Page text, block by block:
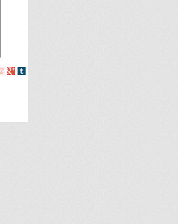
Compartir
Compartir
Compartir